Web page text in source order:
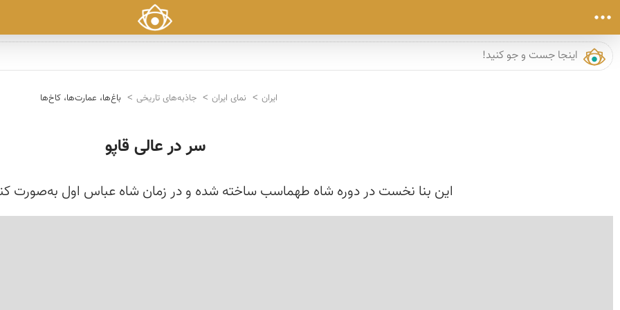
ایران نمای ایران جاذبه‌های تاریخی باغ‌ها، عمارت‌ها، کاخ‌ها
سر در عالی قاپو
این بنا نخست در دوره شاه طهماسب ساخته شده و در زمان شاه عباس اول به‌صورت